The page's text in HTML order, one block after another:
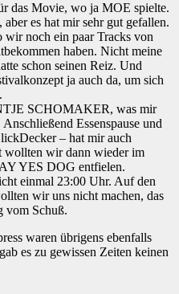
das Movie, wo ja MOE spielte.
es hat mir sehr gut gefallen.
noch ein paar Tracks von
haben. Nicht meine
schon seinen Reiz. Und
ja auch da, um sich
SCHOMAKER, was mir
Essenspause und
– hat mir auch
wollten wir dann wieder im
YES DOG entfielen.
einmal 23:00 Uhr. Auf den
wir uns nicht machen, das
vom Schuß.
waren übrigens ebenfalls
es zu gewissen Zeiten keinen